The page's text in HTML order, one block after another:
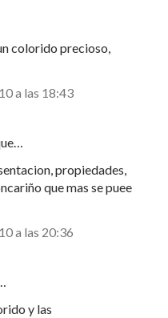
colorido precioso,
a las 18:43
propiedades,
que mas se puee
a las 20:36
y las